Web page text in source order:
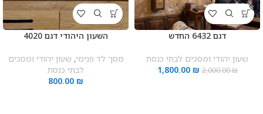
דגם 6432 החדש
שעון יהודי ומסכים לבתי כנסת
2,000.00₪
1,800.00 ₪
השעון היהודי דגם 4020
מסך לד פנימי, שעון יהודי ומסכים
לבתי כנסת
800.00 ₪